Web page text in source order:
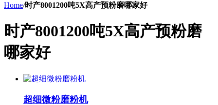
Home/时产8001200吨5X高产预粉磨哪家好
时产8001200吨5X高产预粉磨
哪家好
超细微粉磨粉机